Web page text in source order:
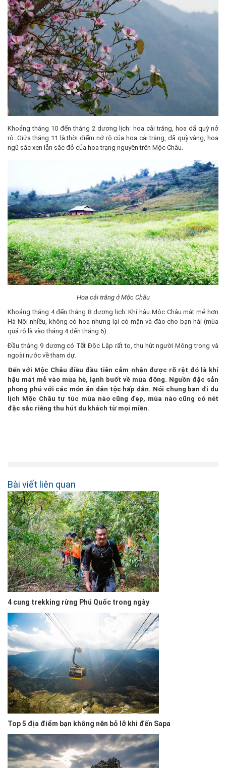
Khoảng tháng 10 đến tháng 2 dương lịch: hoa cải trắng, hoa dã quỳ nở
rộ. Giữa tháng 11 là thời điểm nở rộ của hoa cải trắng, dã quỳ vàng, hoa
ngũ sắc xen lẫn sắc đỏ của hoa trạng nguyên trên Mộc Châu.
Hoa cải trắng ở Mộc Châu
Khoảng tháng 4 đến tháng 8 dương lịch: Khí hậu Mộc Châu mát mẻ hơn
Hà Nội nhiều, không có hoa nhưng lại có mận và đào cho bạn hái (mùa
quả rộ là vào tháng 4 đến tháng 6).
Đầu tháng 9 dương có Tết Độc Lập rất to, thu hút người Mông trong và
ngoài nước về tham dự.
Đến với Mộc Châu điều đầu tiên cảm nhận được rõ rệt đó là khí
hậu mát mẻ vào mùa hè, lạnh buốt về mùa đông. Nguồn đặc sản
phong phú với các món ăn dân tộc hấp dẫn. Nói chung bạn đi du
lịch Mộc Châu tự túc mùa nào cũng đẹp, mùa nào cũng có nét
đặc sắc riêng thu hút du khách từ mọi miền.
Bài viết liên quan
4 cung trekking rừng Phú Quốc trong ngày
Top 5 địa điểm bạn không nên bỏ lỡ khi đến Sapa